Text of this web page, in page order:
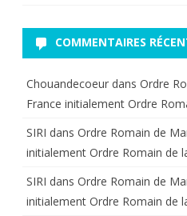
COMMENTAIRES
Chouandecoeur dans Ordre
France initialement Ordre
SIRI dans Ordre Romain de
initialement Ordre Romain de
SIRI dans Ordre Romain de
initialement Ordre Romain de